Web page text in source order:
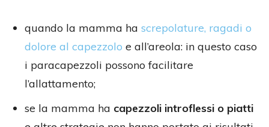
quando la mamma ha screpolature, ragadi o
dolore al capezzolo e all’areola: in questo caso
i paracapezzoli possono facilitare
l’allattamento;
se la mamma ha capezzoli introflessi o piatti